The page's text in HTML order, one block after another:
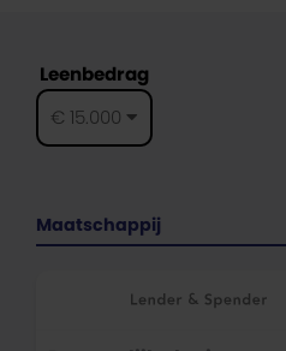
Leenbedrag
€ 15.000
Maatschappij